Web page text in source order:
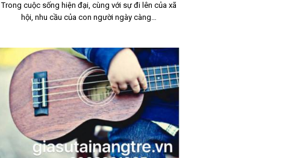
Trong cuộc sống hiện đại, cùng với sự đi lên của xã
hội, nhu cầu của con người ngày càng…